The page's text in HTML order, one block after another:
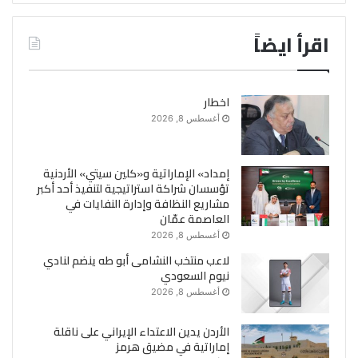
اقرأ ايضاً
اخطار
أغسطس 8, 2026
إمداد» الإماراتية و«كلين سيتي» الأردنية
تؤسسان شراكة استراتيجية لتنفيذ أحد أكبر
مشاريع النظافة وإدارة النفايات في
العاصمة عمّان
أغسطس 8, 2026
لاعب منتخب النشامى أبو طه ينضم لنادي
نيوم السعودي
أغسطس 8, 2026
الأردن يدين الاعتداء الإيراني على ناقلة
إماراتية في مضيق هرمز